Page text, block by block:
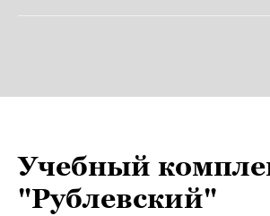
Учебный
"Рублевский"